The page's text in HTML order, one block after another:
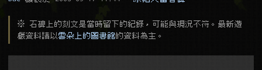
※ 石碑上的刻文是當時留下的紀錄，可能與現況不符。最新遊
戲資料請以 雲朵上的圖書館的資料為主。